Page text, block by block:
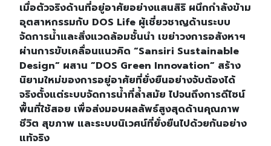
เมื่อตัวจริงด้านที่อยู่อาศัยอย่างแสนสิริ ผนึกกำลังข้าม
อุตสาหกรรมกับ DOS Life ผู้เชี่ยวชาญด้านระบบ
จัดการน้ำและสิ่งแวดล้อมชั้นนำ เขย่าวงการอสังหาฯ
ผ่านการขับเคลื่อนแนวคิด “Sansiri Sustainable
Design” ผสาน ”DOS Green Innovation” สร้าง
นิยามใหม่ของการอยู่อาศัยที่ยั่งยืนอย่างจับต้องได้
จริงตั้งแต่ระบบจัดการน้ำที่ล้ำสมัย ไปจนถึงการดีไซน์
พื้นที่ใช้สอย เพื่อส่งมอบผลลัพธ์สูงสุดด้านคุณภาพ
ชีวิต สุขภาพ และระบบนิเวศน์ที่ยั่งยืนไปด้วยกันอย่าง
แท้จริง